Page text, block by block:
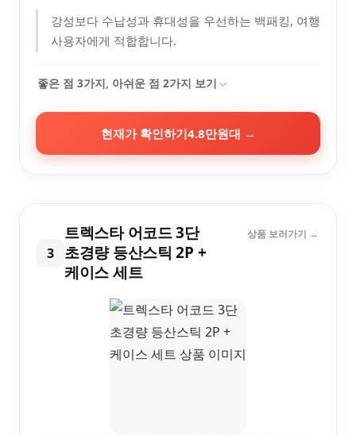
강성보다 수납성과 휴대성을 우선하는 백패킹, 여행
사용자에게 적합합니다.
좋은 점 3가지, 아쉬운 점 2가지 보기
현재가 확인하기4.8만원대 →
3
트렉스타 어코드 3단
초경량 등산스틱 2P +
케이스 세트
상품 보러가기 →